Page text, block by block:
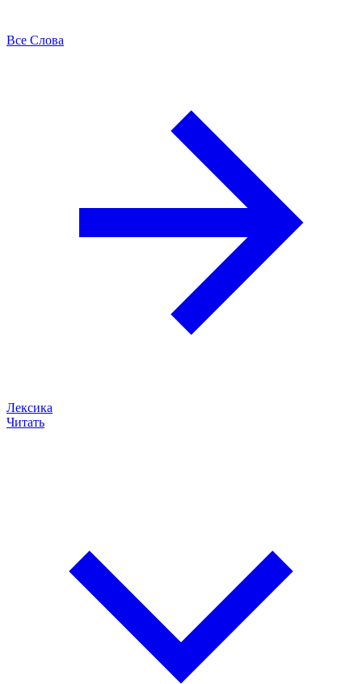
Все Слова
Лексика
Читать